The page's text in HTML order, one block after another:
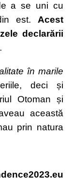
a se uni cu
est. Acest
declarării
.
în marile
deci și
Otoman și
această
prin natura